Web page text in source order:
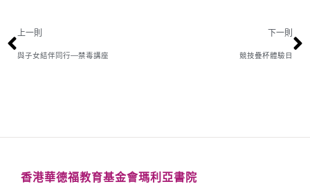
上一則
與子女結伴同行—禁毒講座
下一則
競技疊杯體驗日
香港華德福教育基金會瑪利亞書院